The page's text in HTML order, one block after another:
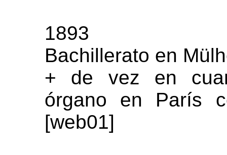
1893
Bachillerato en
+ de vez en
órgano en París
[web01]